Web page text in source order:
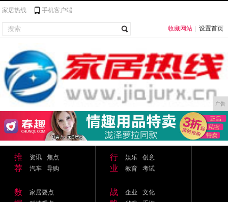
家居热线 手机客户端
收藏网站 设置首页
广告
推
荐
资讯
焦点
汽车
导购
行
业
娱乐
创意
教育
考试
数
家居要点
战
企业
文化